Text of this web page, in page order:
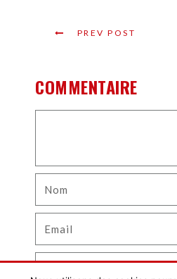
PREV POST
COMMENTAIRE